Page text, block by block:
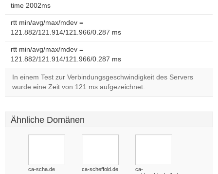
time 2002ms
rtt min/avg/max/mdev =
121.882/121.914/121.966/0.287 ms
rtt min/avg/max/mdev =
121.882/121.914/121.966/0.287 ms
In einem Test zur Verbindungsgeschwindigkeit des Servers
wurde eine Zeit von 121 ms aufgezeichnet.
Ähnliche Domänen
ca-scha.de ca-scheffold.de
ca-